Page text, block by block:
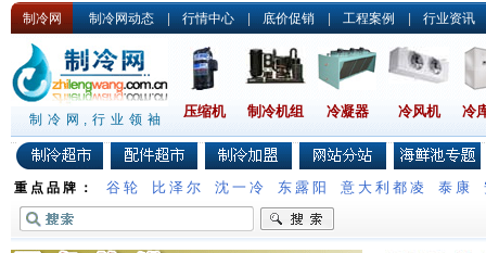
制冷网 制冷网动态 | 行情中心 | 底价促销 | 工程案例 | 行业资讯
制冷网,行业领袖 压缩机 制冷机组 冷凝器 冷风机 冷
重点品牌： 谷轮 比泽尔 沈一冷 东露阳 意大利都凌 泰康